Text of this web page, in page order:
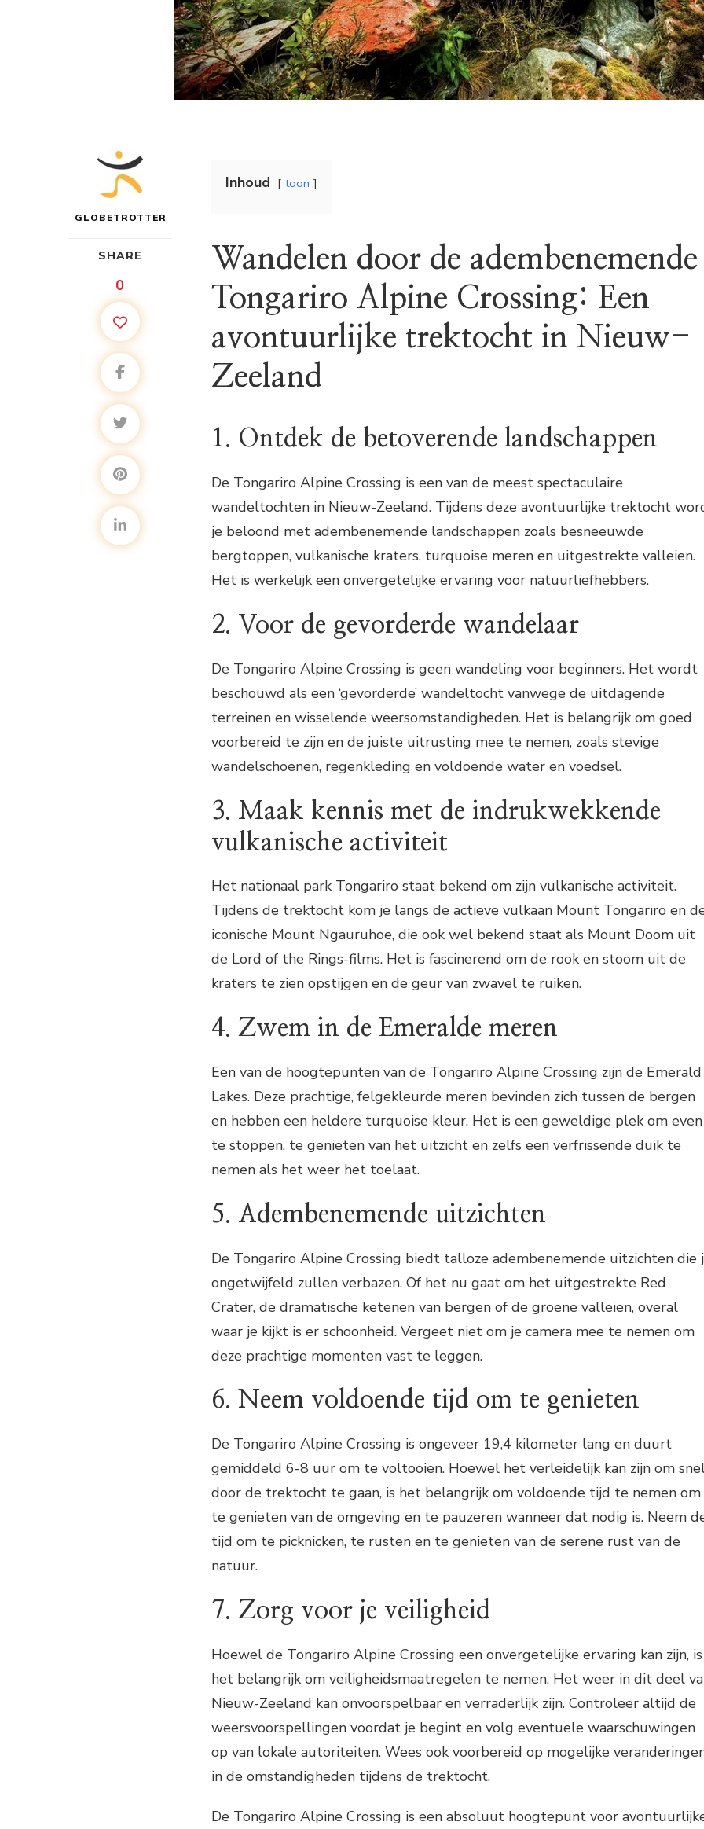
GLOBETROTTER
SHARE
0
Inhoud toon
Wandelen door de adembenemende
Tongariro Alpine Crossing: Een
avontuurlijke trektocht in Nieuw-
Zeeland
1. Ontdek de betoverende landschappen
De Tongariro Alpine Crossing is een van de meest spectaculaire
wandeltochten in Nieuw-Zeeland. Tijdens deze avontuurlijke trektocht
je beloond met adembenemende landschappen zoals besneeuwde
bergtoppen, vulkanische kraters, turquoise meren en uitgestrekte valleien.
Het is werkelijk een onvergetelijke ervaring voor natuurliefhebbers.
2. Voor de gevorderde wandelaar
De Tongariro Alpine Crossing is geen wandeling voor beginners. Het wordt
beschouwd als een ‘gevorderde’ wandeltocht vanwege de uitdagende
terreinen en wisselende weersomstandigheden. Het is belangrijk om goed
voorbereid te zijn en de juiste uitrusting mee te nemen, zoals stevige
wandelschoenen, regenkleding en voldoende water en voedsel.
3. Maak kennis met de indrukwekkende
vulkanische activiteit
Het nationaal park Tongariro staat bekend om zijn vulkanische activiteit.
Tijdens de trektocht kom je langs de actieve vulkaan Mount Tongariro en
iconische Mount Ngauruhoe, die ook wel bekend staat als Mount Doom uit
de Lord of the Rings-films. Het is fascinerend om de rook en stoom uit de
kraters te zien opstijgen en de geur van zwavel te ruiken.
4. Zwem in de Emeralde meren
Een van de hoogtepunten van de Tongariro Alpine Crossing zijn de Emerald
Lakes. Deze prachtige, felgekleurde meren bevinden zich tussen de bergen
en hebben een heldere turquoise kleur. Het is een geweldige plek om even
te stoppen, te genieten van het uitzicht en zelfs een verfrissende duik te
nemen als het weer het toelaat.
5. Adembenemende uitzichten
De Tongariro Alpine Crossing biedt talloze adembenemende uitzichten die
ongetwijfeld zullen verbazen. Of het nu gaat om het uitgestrekte Red
Crater, de dramatische ketenen van bergen of de groene valleien, overal
waar je kijkt is er schoonheid. Vergeet niet om je camera mee te nemen om
deze prachtige momenten vast te leggen.
6. Neem voldoende tijd om te genieten
De Tongariro Alpine Crossing is ongeveer 19,4 kilometer lang en duurt
gemiddeld 6-8 uur om te voltooien. Hoewel het verleidelijk kan zijn om
door de trektocht te gaan, is het belangrijk om voldoende tijd te nemen om
te genieten van de omgeving en te pauzeren wanneer dat nodig is. Neem
tijd om te picknicken, te rusten en te genieten van de serene rust van de
natuur.
7. Zorg voor je veiligheid
Hoewel de Tongariro Alpine Crossing een onvergetelijke ervaring kan zijn, is
het belangrijk om veiligheidsmaatregelen te nemen. Het weer in dit deel
Nieuw-Zeeland kan onvoorspelbaar en verraderlijk zijn. Controleer altijd de
weersvoorspellingen voordat je begint en volg eventuele waarschuwingen
op van lokale autoriteiten. Wees ook voorbereid op mogelijke
in de omstandigheden tijdens de trektocht.
De Tongariro Alpine Crossing is een absoluut hoogtepunt voor